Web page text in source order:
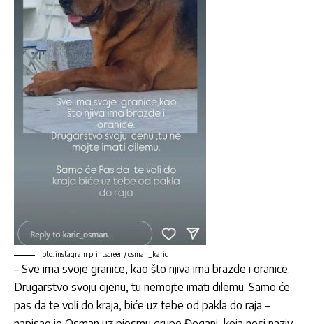
foto: instagram printscreen / osman_karic
– Sve ima svoje granice, kao što njiva ima brazde i oranice.
Drugarstvo svoju cijenu, tu nemojte imati dilemu. Samo će
pas da te voli do kraja, biće uz tebe od pakla do raja –